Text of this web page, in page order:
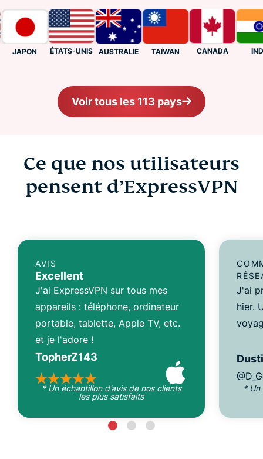
JAPON ÉTATS-UNIS AUSTRALIE TAÏWAN CANADA INDE
Voir tous les 113 pays
Ce que nos utilisateurs
pensent d’ExpressVPN
AVIS
Excellent
J'ai ExpressVPN sur tous mes
appareils : téléphone, ordinateur
portable, tablette, Apple TV, etc.
et je l'adore !
TopherZ143
* Un échantillon d’avis de nos clients
les plus satisfaits
J'ai
hier.
* Un